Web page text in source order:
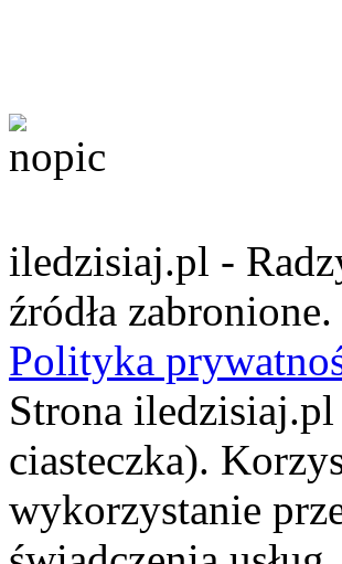
iledzisiaj.pl -
źródła zabronione.
Polityka
Strona
ciasteczka).
wykorzystanie